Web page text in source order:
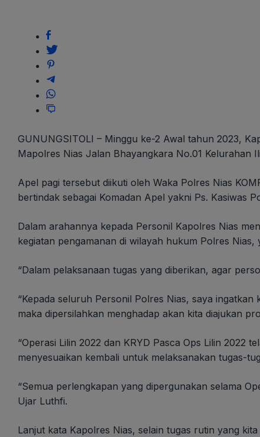
GUNUNGSITOLI – Minggu ke-2 Awal tahun 2023,
Mapolres Nias Jalan Bhayangkara No.01 Kelurahan
Apel pagi tersebut diikuti oleh Waka Polres Nias
bertindak sebagai Komadan Apel yakni Ps. Kasiwas
Dalam arahannya kepada Personil Kapolres Nias
kegiatan pengamanan di wilayah hukum Polres
“Dalam pelaksanaan tugas yang diberikan, agar
“Kepada seluruh Personil Polres Nias, saya
maka dipersilahkan menghadap akan kita diajukan
“Operasi Lilin 2022 dan KRYD Pasca Ops Lilin 2022
menyesuaikan kembali untuk melaksanakan tugas-
“Semua perlengkapan yang dipergunakan selama
Ujar Luthfi.
Lanjut kata Kapolres Nias, selain tugas rutin yang